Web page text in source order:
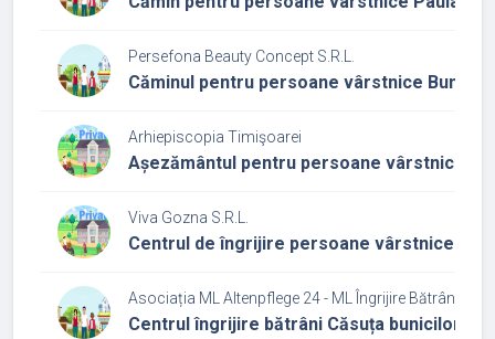
Persefona Beauty Concept S.R.L.
Căminul pentru persoane vârstnice Bunicii
Arhiepiscopia Timişoarei
Așezământul pentru persoane vârstnice
Viva Gozna S.R.L.
Centrul de îngrijire persoane vârstnice
Asociația ML Altenpflege 24 - ML Îngrijire Bătrâni 24
Centrul îngrijire bătrâni Căsuța bunicilor